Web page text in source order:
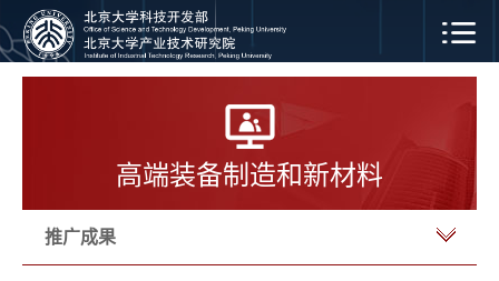
高端装备制造和新材料
推广成果